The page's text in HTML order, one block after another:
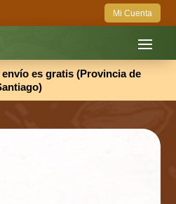
Mi Cuenta
envío es gratis (Provincia de